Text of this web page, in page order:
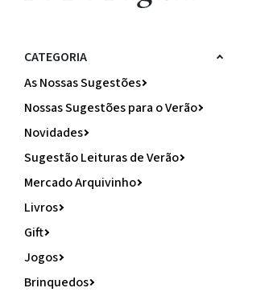
CATEGORIA
As Nossas Sugestões
Nossas Sugestões para o Verão
Novidades
Sugestão Leituras de Verão
Mercado Arquivinho
Livros
Gift
Jogos
Brinquedos